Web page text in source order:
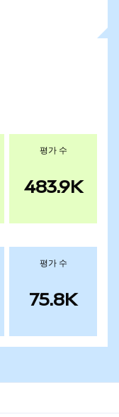
평가 수
483.9K
평가 수
75.8K